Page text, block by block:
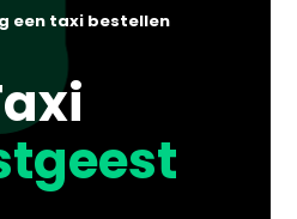
een taxi bestellen